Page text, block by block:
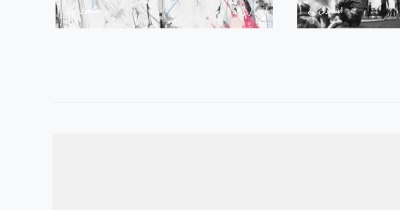
استمرار ۱۱ مارس ۲۰۱۹ استمرار